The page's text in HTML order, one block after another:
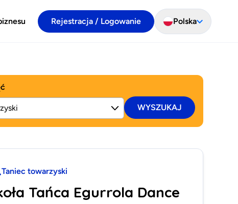
Rejestracja / Logowanie Polska
WYSZUKAJ
Taniec towarzyski
Tańca Egurrola Dance